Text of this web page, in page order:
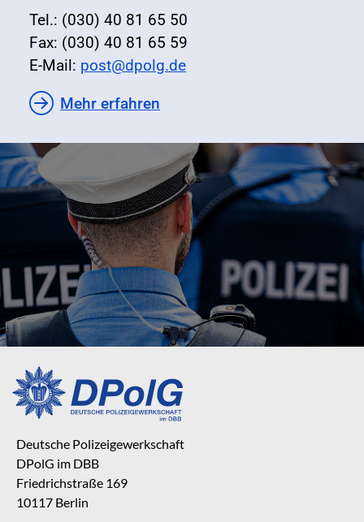
Tel.: (030) 40 81 65 50
Fax: (030) 40 81 65 59
E-Mail: post@dpolg.de
Mehr erfahren
Deutsche Polizeigewerkschaft
DPolG im DBB
Friedrichstraße 169
10117 Berlin